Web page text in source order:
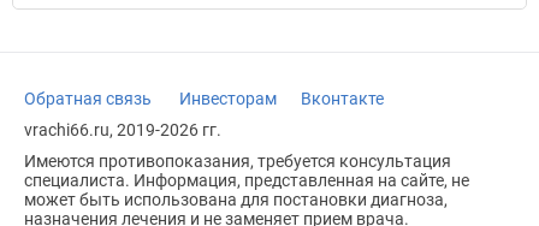
Обратная связь Инвесторам
Вконтакте
vrachi66.ru, 2019-2026 гг.
Имеются противопоказания, требуется консультация
специалиста. Информация, представленная на сайте, не
может быть использована для постановки диагноза,
назначения лечения и не заменяет прием врача.